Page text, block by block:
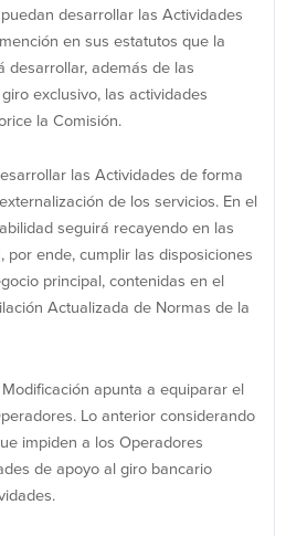
desarrollar las Actividades
en sus estatutos que la
además de las
exclusivo, las actividades
la Comisión.
las Actividades de forma
de los servicios. En el
seguirá recayendo en las
ende, cumplir las disposiciones
principal, contenidas en el
Actualizada de Normas de la
apunta a equiparar el
Lo anterior considerando
impiden a los Operadores
de apoyo al giro bancario